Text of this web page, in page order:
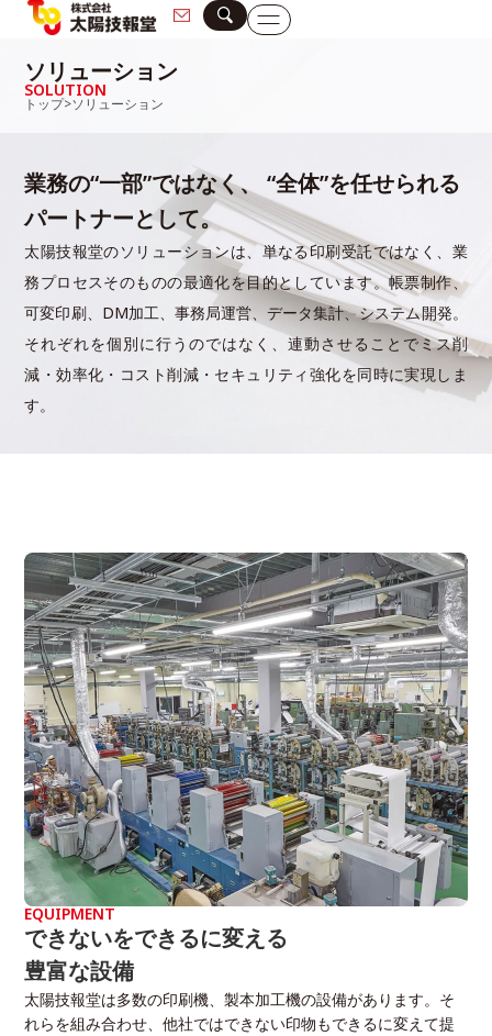
ソリューション
SOLUTION
トップ>ソリューション
業務の“一部”ではなく、“全体”を任せられる
パートナーとして。
太陽技報堂のソリューションは、単なる印刷受託ではなく、 業
務プロセスそのものの最適化を目的としています。帳票制作、
可変印刷、DM加工、事務局運営、データ集計、システム開発。
それぞれを個別に行うのではなく、連動させることでミス削
減・効率化・ コスト削減・セキュリティ強化を同時に実現しま
す。
EQUIPMENT
できないをできるに変える
豊富な設備
太陽技報堂は多数の印刷機、製本加工機の設備があります。 そ
れらを組み合わせ、他社ではできない印物もできるに変えて提